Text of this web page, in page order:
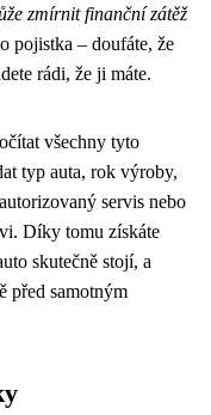
zmírnit finanční zátěž
pojistka – doufáte, že
rádi, že ji máte.
všechny tyto
typ auta, rok výroby,
servis nebo
Díky tomu získáte
skutečně stojí, a
před samotným